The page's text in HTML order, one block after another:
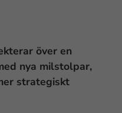
över en
nya milstolpar,
strategiskt